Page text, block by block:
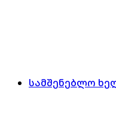
სამშენებლო